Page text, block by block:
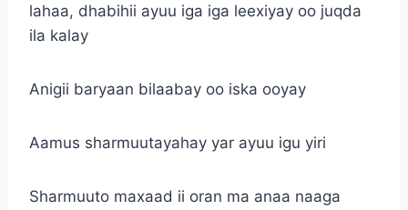
lahaa, dhabihii ayuu iga iga leexiyay oo juqda
ila kalay
Anigii baryaan bilaabay oo iska ooyay
Aamus sharmuutayahay yar ayuu igu yiri
Sharmuuto maxaad ii oran ma anaa naaga